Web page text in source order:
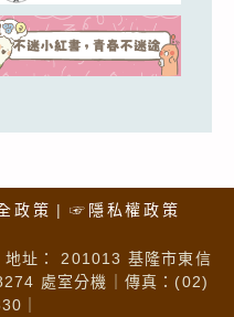
政策 ☞隱私權政策
址： 201013 基隆市東信
處室分機｜傳真：(02)
｜